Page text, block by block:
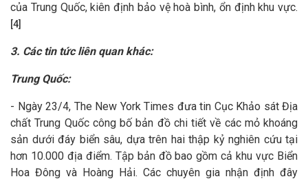
của Trung Quốc, kiên định bảo vệ hoà bình, ổn định khu vực.
[4]
3. Các tin tức liên quan khác:
Trung Quốc:
- Ngày 23/4, The New York Times đưa tin Cục Khảo sát Địa
chất Trung Quốc công bố bản đồ chi tiết về các mỏ khoáng
sản dưới đáy biển sâu, dựa trên hai thập kỷ nghiên cứu tại
hơn 10.000 địa điểm. Tập bản đồ bao gồm cả khu vực Biển
Hoa Đông và Hoàng Hải. Các chuyên gia nhận định đây